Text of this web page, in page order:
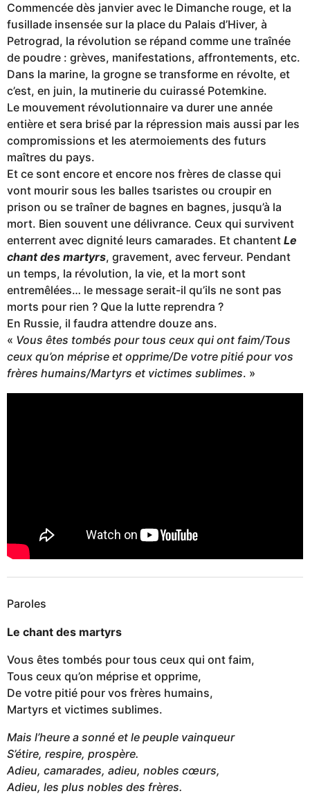
Commencée dès janvier avec le Dimanche rouge, et la
fusillade insensée sur la place du Palais d’Hiver, à
Petrograd, la révolution se répand comme une traînée
de poudre : grèves, manifestations, affrontements, etc.
Dans la marine, la grogne se transforme en révolte, et
c’est, en juin, la mutinerie du cuirassé Potemkine.
Le mouvement révolutionnaire va durer une année
entière et sera brisé par la répression mais aussi par les
compromissions et les atermoiements des futurs
maîtres du pays.
Et ce sont encore et encore nos frères de classe qui
vont mourir sous les balles tsaristes ou croupir en
prison ou se traîner de bagnes en bagnes, jusqu’à la
mort. Bien souvent une délivrance. Ceux qui survivent
enterrent avec dignité leurs camarades. Et chantent Le
chant des martyrs, gravement, avec ferveur. Pendant
un temps, la révolution, la vie, et la mort sont
entremêlées… le message serait-il qu’ils ne sont pas
morts pour rien ? Que la lutte reprendra ?
En Russie, il faudra attendre douze ans.
« Vous êtes tombés pour tous ceux qui ont faim/Tous
ceux qu’on méprise et opprime/De votre pitié pour vos
frères humains/Martyrs et victimes sublimes. »
Paroles
Le chant des martyrs
Vous êtes tombés pour tous ceux qui ont faim,
Tous ceux qu’on méprise et opprime,
De votre pitié pour vos frères humains,
Martyrs et victimes sublimes.
Mais l’heure a sonné et le peuple vainqueur
S’étire, respire, prospère.
Adieu, camarades, adieu, nobles cœurs,
Adieu, les plus nobles des frères.